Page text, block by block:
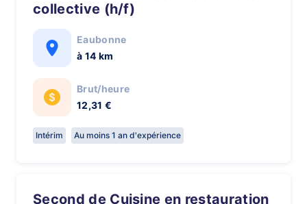
collective (h/f)
Eaubonne
à 14 km
Brut/heure
12,31 €
Intérim Au moins 1 an d'expérience
Second de Cuisine en restauration